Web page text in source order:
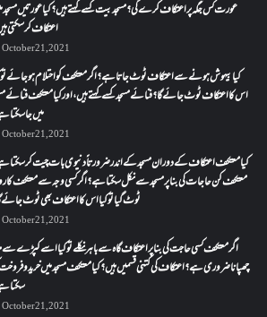
عورت کس جگہ پر اعتکاف کرے گی؟مسجد بیت کسے کہتے ہیں؟کیا عورتیں مسجد
اعتکاف کر سکتی
October 21, 2021
کیا بیہوش ہونے سے اعتکاف ٹوٹ جاتا ہے؟ اگر معتکف کو احتلام ہو جائے تو
اس کا اعتکاف ٹوٹ جائے گا؟فنائے مسجد کسے کہتے ہیں ، اور کیا معتکف فنائے
میں جا سکتا
October 21, 2021
کیا معتکف اعتکاف کے دوران مسجد کے اندر ضرورتاً دنیوی بات چیت کر سکتا
معتکف کن حاجات کی بنا پر مسجد سے نکل سکتا ہے؟ اگر کسی وجہ سے معتکف کا
ٹوٹ گیا تو کیا اس کا اعتکاف بھی ٹوٹ جائے
October 21, 2021
اگر معتکف کسی حاجت کی بنا پر اعتکاف گاہ سے باہر نکلے تو کیا اسے کپڑے سے
چھپانا ضروری ہے؟اعتکاف کی کتنی قسمیں ہیں؟کیا معتکف مسجد میں خرید و
سکتا
October 21, 2021